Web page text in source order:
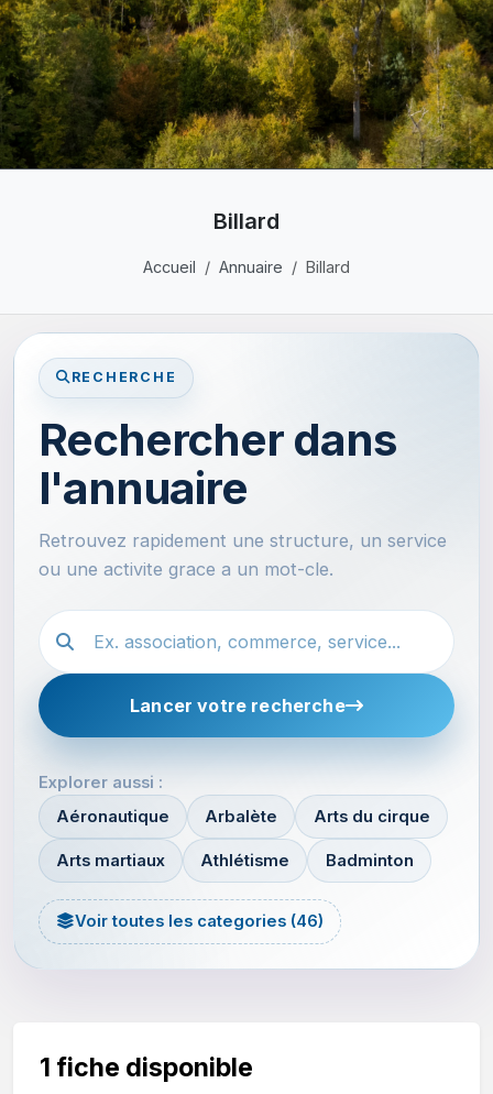
Billard
Accueil Annuaire Billard
RECHERCHE
Rechercher dans
l'annuaire
Retrouvez rapidement une structure, un service
ou une activite grace a un mot-cle.
Recherche dans l'annuaire
Lancer votre recherche
Explorer aussi :
Aéronautique
Arbalète Arts du cirque
Arts martiaux Athlétisme Badminton
Voir toutes les categories (46)
1 fiche disponible